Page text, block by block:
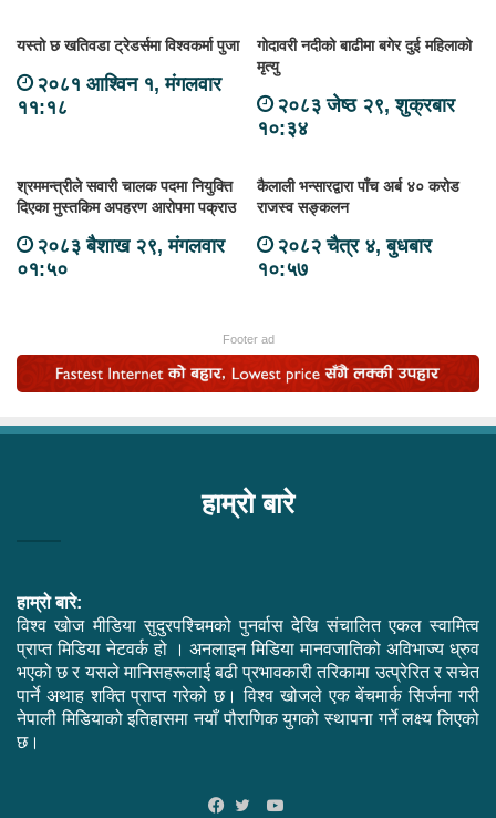
यस्तो छ खतिवडा ट्रेडर्समा विश्वकर्मा पुजा
२०८१ आश्विन १, मंगलवार
११:१८
गोदावरी नदीको बाढीमा बगेर दुई महिलाको
मृत्यु
२०८३ जेष्ठ २९, शुक्रबार
१०:३४
श्रममन्त्रीले सवारी चालक पदमा नियुक्ति
दिएका मुस्तकिम अपहरण आरोपमा पक्राउ
२०८३ बैशाख २९, मंगलवार
०१:५०
कैलाली भन्सारद्वारा पाँच अर्ब ४० करोड
राजस्व सङ्कलन
२०८२ चैत्र ४, बुधबार
१०:५७
Footer ad
हाम्रो बारे
हाम्रो बारे:
विश्व खोज मीडिया सुदुरपश्चिमको पुनर्वास देखि संचालित एकल स्वामित्व
प्राप्त मिडिया नेटवर्क हो । अनलाइन मिडिया मानवजातिको अविभाज्य ध्रुव
भएको छ र यसले मानिसहरूलाई बढी प्रभावकारी तरिकामा उत्प्रेरित र सचेत
पार्ने अथाह शक्ति प्राप्त गरेको छ। विश्व खोजले एक बेंचमार्क सिर्जना गरी
नेपाली मिडियाको इतिहासमा नयाँ पौराणिक युगको स्थापना गर्ने लक्ष्य लिएको
छ।
YouTube